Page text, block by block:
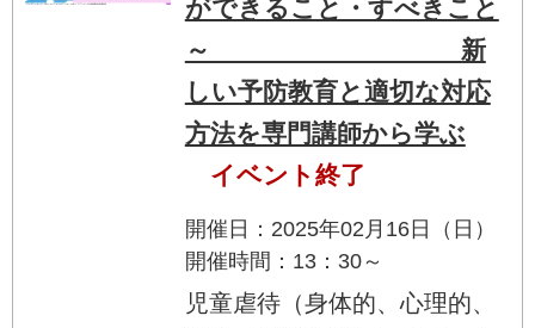
ができること・すべきこと
～ 新
しい予防教育と適切な対応
方法を専門講師から学ぶ
イベント終了
開催日：2025年02月16日（日）
開催時間：13：30～
児童虐待（身体的、心理的、